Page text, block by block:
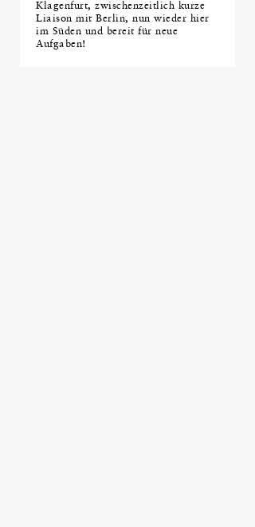
Klagenfurt, zwischenzeitlich kurze
Liaison mit Berlin, nun wieder hier
im Süden und bereit für neue
Aufgaben!